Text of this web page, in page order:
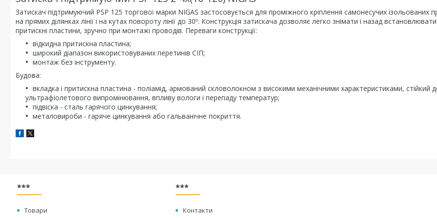
Затискач підтримуючий PSP 125 торгової марки NIGAS застосовується для проміжного кріплення самонесучих ізольованих
на прямих ділянках лінії і на кутах повороту лінії до 30º. Конструкція затискача дозволяє легко знімати і назад встановлювати
притискні пластини, зручно при монтажі проводів. Переваги конструкції:
відкидна притискна пластина;
широкий діапазон використовуваних перетинів СІП;
монтаж без інструменту.
Будова:
вкладка і притискна пластина - поліамід, армований скловолокном з високими механічними характеристиками, стійкий
ультрафіолетового випромінювання, впливу вологи і перепаду температур;
підвіска - сталь гарячого цинкування;
металовироби - гаряче цинкування або гальванічне покриття.
***
Товари
***
Контакти